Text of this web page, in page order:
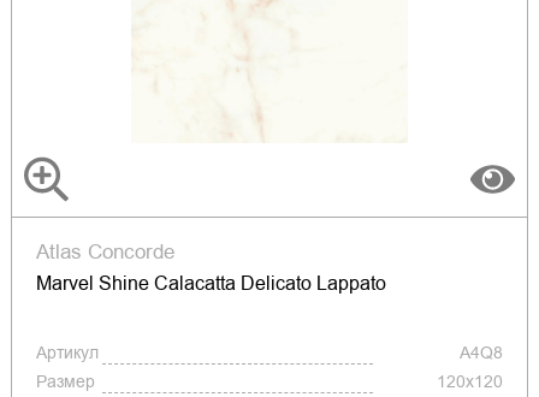
Atlas Concorde
Marvel Shine Calacatta Delicato Lappato
Артикул
A4Q8
Размер
120x120